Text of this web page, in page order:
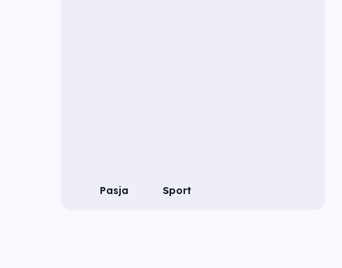
Pasja Sport